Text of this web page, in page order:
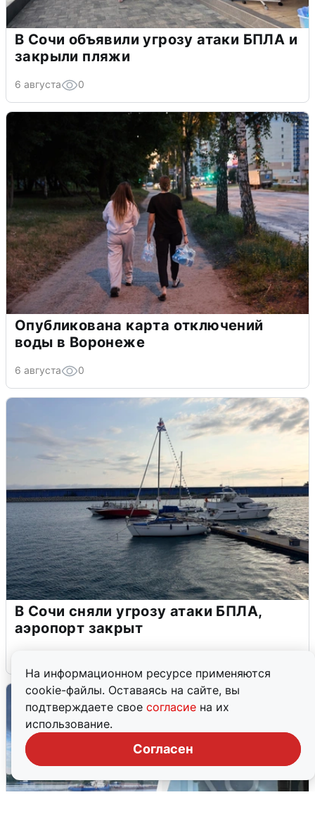
На информационном ресурсе применяются
cookie-файлы. Оставаясь на сайте, вы
подтверждаете свое согласие на их
использование.
Согласен
В Сочи объявили угрозу атаки БПЛА и
закрыли пляжи
6 августа 0
Опубликована карта отключений
воды в Воронеже
6 августа 0
В Сочи сняли угрозу атаки БПЛА,
аэропорт закрыт